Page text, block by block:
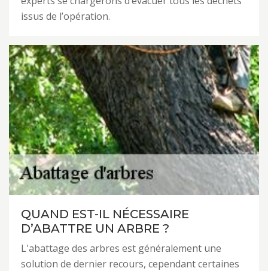
issus de l’opération.
QUAND EST-IL NÉCESSAIRE
D’ABATTRE UN ARBRE ?
L'abattage des arbres est généralement une
solution de dernier recours, cependant certaines